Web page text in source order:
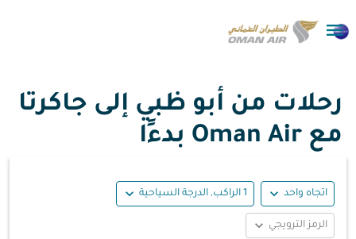

رحلات من أبو ظبي إلى جاكرتا
مع Oman Air بدءًا
اتجاه واحد expand_more 1 الراكب, الدرجة السياحية expand_more
الرمز الترويجي expand_more